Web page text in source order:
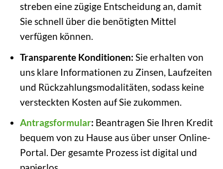
streben eine zügige Entscheidung an, damit
Sie schnell über die benötigten Mittel
verfügen können.
Transparente Konditionen: Sie erhalten von
uns klare Informationen zu Zinsen, Laufzeiten
und Rückzahlungsmodalitäten, sodass keine
versteckten Kosten auf Sie zukommen.
Antragsformular: Beantragen Sie Ihren Kredit
bequem von zu Hause aus über unser Online-
Portal. Der gesamte Prozess ist digital und